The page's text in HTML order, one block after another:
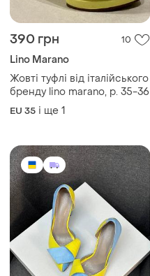
390 грн 10
Lino Marano
Жовті туфлі від італійського
бренду lino marano, р. 35-36
EU 35 і ще 1